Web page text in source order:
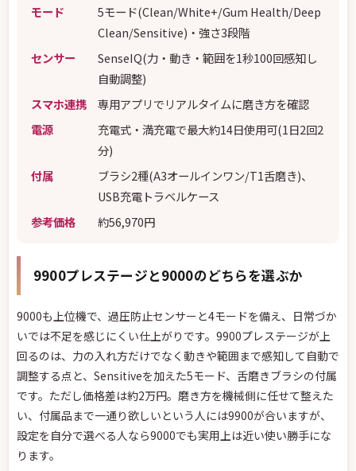
モード
5モード(Clean/White+/Gum Health/Deep
Clean/Sensitive)・強さ3段階
センサー
SenseIQ(力・動き・範囲を1秒100回感知し
自動調整)
スマホ連携
専用アプリでリアルタイムに磨き方を確認
電源
充電式・満充電で最大約14日使用可(1日2回2
分)
付属
ブラシ2種(A3オールインワン/T1舌磨き)、
USB充電トラベルケース
参考価格
約56,970円
9900プレステージと9000のどちらを選ぶか
9000も上位機で、過圧防止センサーと4モードを備え、日常づか
いでは不足を感じにくい仕上がりです。9900プレステージが上
回るのは、力の入れ方だけでなく動きや範囲まで感知して自動で
調整する点と、Sensitiveを加えた5モード、舌磨きブラシの付属
です。ただし価格差は約2万円。磨き方を機械側に任せて整えた
い、付属品まで一通り欲しいという人には9900が合いますが、
設定を自分で選べる人なら9000でも実用上は近い使い勝手にな
ります。